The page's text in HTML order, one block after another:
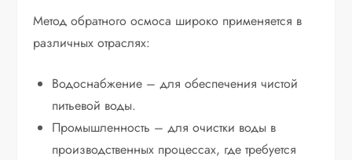
Метод обратного осмоса широко применяется в
различных отраслях:
Водоснабжение – для обеспечения чистой
питьевой воды.
Промышленность – для очистки воды в
производственных процессах, где требуется